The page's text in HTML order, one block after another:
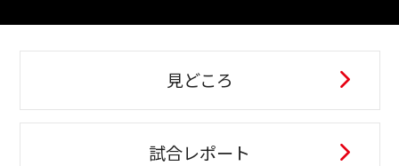
見どころ
試合レポート